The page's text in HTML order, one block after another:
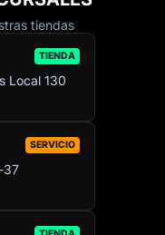
tiendas
TIENDA
Local 130
SERVICIO
37